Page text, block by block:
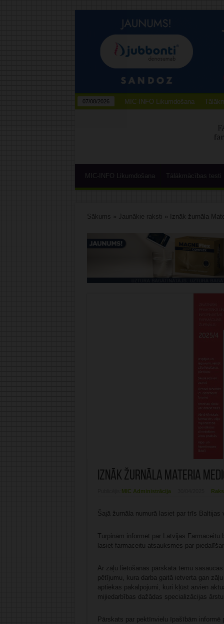
07/08/2026 MIC-INFO Likumdošana
MIC-INFO Likumdošana Tālākmācības testi
Sākums » Jaunākie raksti » Iznāk žurnāla
Iznāk žurnāla Materia
MIC Administrācija
Šajā žurnāla numurā lasiet par trīs
Turpinām informēt par Latvijas
lasiet farmaceitu atsauksmes par
Ar zāļu lietošanas pārskata tēmu
pētījumu, kura darba gaitā ietverta gan
aptiekas pakalpojumi, kuri kļūst arvien
mijiedarbības dažādas specializācijas
Pārskats par pektīnvielu īpašībām